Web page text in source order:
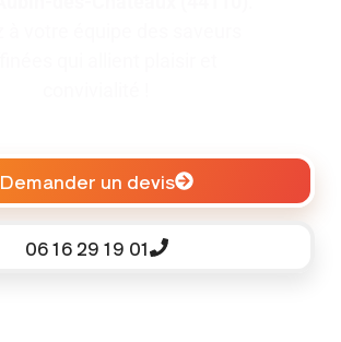
Demander un devis
06 16 29 19 01